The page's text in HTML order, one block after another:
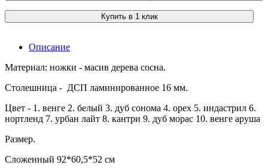
Купить в 1 клик
Описание
Материал: ножки - масив дерева сосна.
Столешница - ДСП ламинированное 16 мм.
Цвет - 1. венге 2. белый 3. дуб сонома 4. орех 5. индастрил 6.
нортленд 7. урбан лайт 8. кантри 9. дуб морас 10. венге аруша
Размер.
Сложенный 92*60,5*52 см